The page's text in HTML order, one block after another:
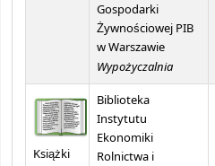
Gospodarki
Żywnościowej PIB
w Warszawie
Wypożyczalnia
Książki
Biblioteka
Instytutu
Ekonomiki
Rolnictwa i